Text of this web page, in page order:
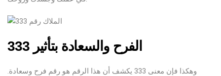
الفرح والسعادة بتأثير 333
وهكذا فإن معنى 333 يكشف أن هذا الرقم هو رقم فرح وسعادة.